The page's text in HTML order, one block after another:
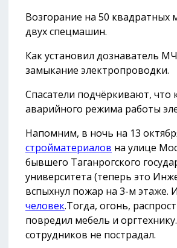
Возгорание на 50
двух спецмашин.
Как установил дознаватель
замыкание электропроводки.
Спасатели подчёркивают,
аварийного режима работы
Напомним, в ночь на 13
стройматериалов на улице
бывшего Таганрогского
университета (теперь это
вспыхнул пожар на 3-м этаже.
человек.Тогда, огонь,
повредил мебель и
сотрудников не пострадал.